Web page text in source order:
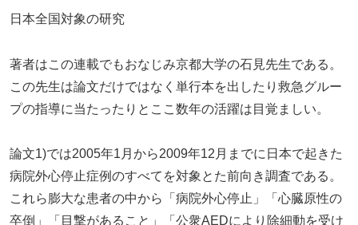
日本全国対象の研究
著者はこの連載でもおなじみ京都大学の石見先生である。
この先生は論文だけではなく単行本を出したり救急グルー
プの指導に当たったりとここ数年の活躍は目覚ましい。
論文1)では2005年1月から2009年12月までに日本で起きた
病院外心停止症例のすべてを対象とた前向き調査である。
これら膨大な患者の中から「病院外心停止」「心臓原性の
卒倒」「目撃があること」「公衆AEDにより除細動を受け